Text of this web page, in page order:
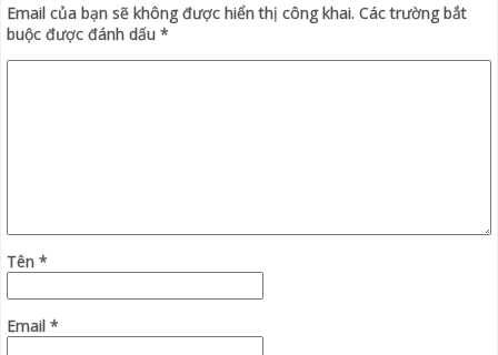
Email của bạn sẽ không được hiển thị công khai. Các trường bắt
buộc được đánh dấu *
Tên *
Email *